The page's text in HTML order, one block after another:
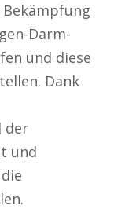
Darm-
und diese
Dank
der
und